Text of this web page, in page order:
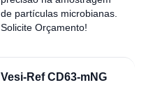
de partículas microbianas.
Solicite Orçamento!
Vesi-Ref CD63-mNG